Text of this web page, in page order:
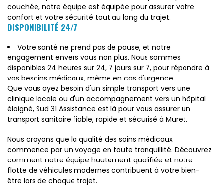
couchée, notre équipe est équipée pour assurer votre
confort et votre sécurité tout au long du trajet.
DISPONIBILITÉ 24/7
Votre santé ne prend pas de pause, et notre
engagement envers vous non plus. Nous sommes
disponibles 24 heures sur 24, 7 jours sur 7, pour répondre à
vos besoins médicaux, même en cas d'urgence.
Que vous ayez besoin d'un simple transport vers une
clinique locale ou d'un accompagnement vers un hôpital
éloigné, Sud 31 Assistance est là pour vous assurer un
transport sanitaire fiable, rapide et sécurisé à Muret.
Nous croyons que la qualité des soins médicaux
commence par un voyage en toute tranquillité. Découvrez
comment notre équipe hautement qualifiée et notre
flotte de véhicules modernes contribuent à votre bien-
être lors de chaque trajet.